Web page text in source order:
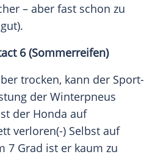
– aber fast schon zu
6 (Sommerreifen)
trocken, kann der Sport-
der Winterpneus
der Honda auf
verloren(-) Selbst auf
7 Grad ist er kaum zu